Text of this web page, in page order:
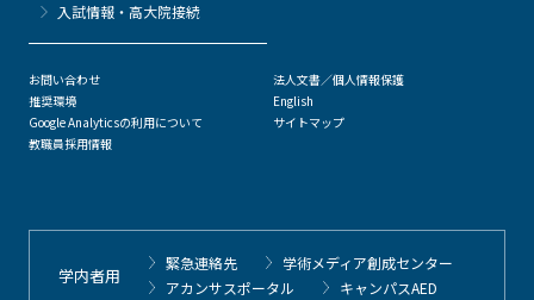
⼊試情報・高大院接続
お問い合わせ
推奨環境
Google Analyticsの利用について
教職員採用情報
法人文書／個人情報保護
English
サイトマップ
学内者用
緊急連絡先
学術メディア創成センター
アカンサスポータル
キャンパスAED